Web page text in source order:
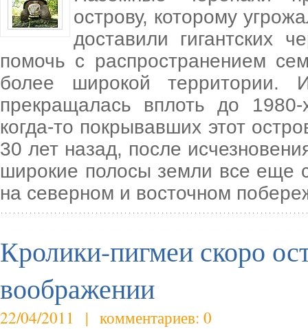
острову, которому
доставили гигантских
помочь с распространением
более широкой территории.
прекращалась вплоть до
когда-то покрывавших этот
30 лет назад, после
широкие полосы земли все еще
на северном и восточном
Кролики-пигмеи скоро
воображении
22/04/2011 | комментариев: 0